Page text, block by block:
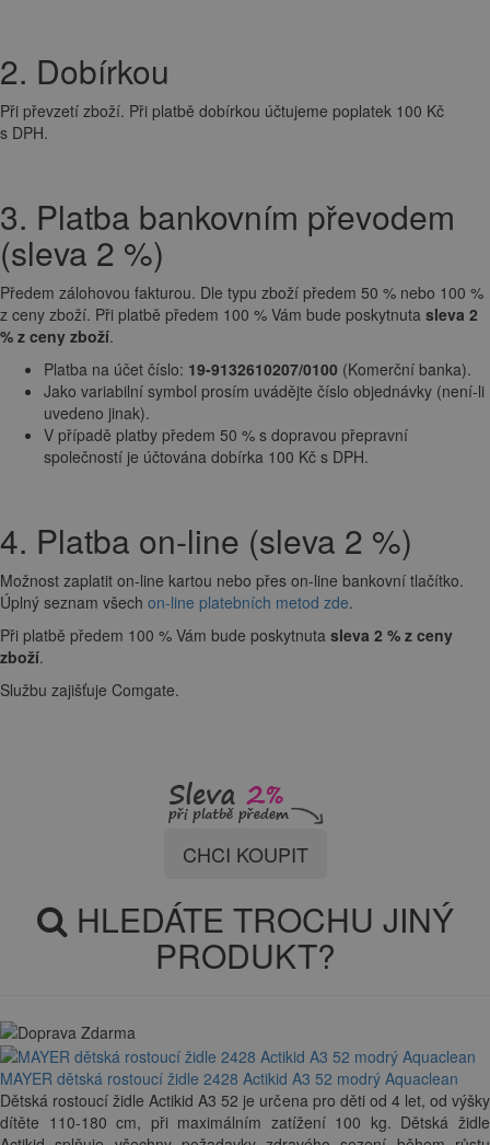
2. Dobírkou
Při převzetí zboží. Při platbě dobírkou účtujeme poplatek 100 Kč
s DPH.
3. Platba bankovním převodem
(sleva 2 %)
Předem zálohovou fakturou. Dle typu zboží předem 50 % nebo 100 %
z ceny zboží. Při platbě předem 100 % Vám bude poskytnuta sleva 2
% z ceny zboží.
Platba na účet číslo: 19-9132610207/0100 (Komerční banka).
Jako variabilní symbol prosím uvádějte číslo objednávky (není-li
uvedeno jinak).
V případě platby předem 50 % s dopravou přepravní
společností je účtována dobírka 100 Kč s DPH.
4. Platba on-line (sleva 2 %)
Možnost zaplatit on-line kartou nebo přes on-line bankovní tlačítko.
Úplný seznam všech on-line platebních metod zde.
Při platbě předem 100 % Vám bude poskytnuta sleva 2 % z ceny
zboží.
Službu zajišťuje Comgate.
CHCI KOUPIT
HLEDÁTE TROCHU JINÝ
PRODUKT?
MAYER dětská rostoucí židle 2428 Actikid A3 52 modrý Aquaclean
Dětská rostoucí židle Actikid A3 52 je určena pro děti od 4 let, od výšky
dítěte 110-180 cm, při maximálním zatížení 100 kg. Dětská židle